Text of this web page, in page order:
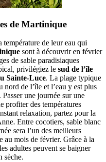
de Martinique
température de leur eau qui
sont à découvrir en février
de sable paradisiaques
privilégiez le sud de l’île
Sainte-Luce. La plage typique
nord de l’île et l’eau y est plus
une journée sur une
profiter des températures
relaxation, partez pour la
Entre cocotiers, sable blanc
sera l’un des meilleurs
au mois de février. Grâce à la
adultes peuvent se baigner
sèche.